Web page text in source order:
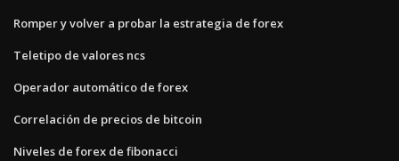
Romper y volver a probar la estrategia de forex
Teletipo de valores ncs
Operador automático de forex
Correlación de precios de bitcoin
Niveles de forex de fibonacci